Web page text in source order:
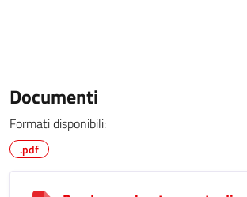
Documenti
Formati disponibili:
.pdf